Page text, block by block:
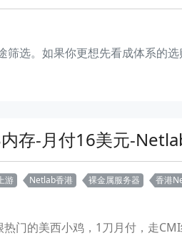
选。如果你更想先看成体系的
存-月付16美元-
游 Netlab香港 裸金属服务器
香港
门的美西小鸡，1刀月付，走CMI